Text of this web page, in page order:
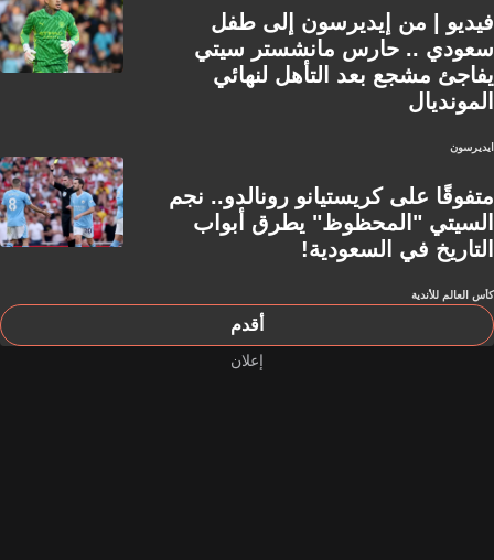
فيديو | من إيديرسون إلى طفل
سعودي .. حارس مانشستر سيتي
يفاجئ مشجع بعد التأهل لنهائي
المونديال
ايديرسون
متفوقًا على كريستيانو رونالدو.. نجم
السيتي "المحظوظ" يطرق أبواب
التاريخ في السعودية!
كأس العالم للأندية
أقدم